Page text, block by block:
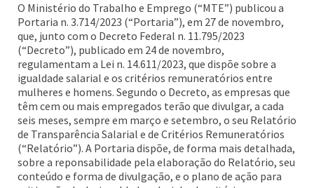
O Ministério do Trabalho e Emprego (“MTE”) publicou a
Portaria n. 3.714/2023 (“Portaria”), em 27 de novembro,
que, junto com o Decreto Federal n. 11.795/2023
(“Decreto”), publicado em 24 de novembro,
regulamentam a Lei n. 14.611/2023, que dispõe sobre a
igualdade salarial e os critérios remuneratórios entre
mulheres e homens. Segundo o Decreto, as empresas que
têm cem ou mais empregados terão que divulgar, a cada
seis meses, sempre em março e setembro, o seu Relatório
de Transparência Salarial e de Critérios Remuneratórios
(“Relatório”). A Portaria dispõe, de forma mais detalhada,
sobre a reponsabilidade pela elaboração do Relatório, seu
conteúdo e forma de divulgação, e o plano de ação para